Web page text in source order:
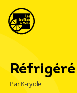
Réfrigéré
Par K-ryole